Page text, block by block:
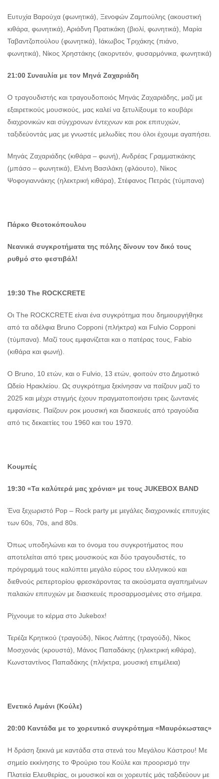
Ευτυχία Βαρούχα (φωνητικά), Ξενοφών Ζαμπούλης (ακουστική
κιθάρα, φωνητικά), Αριάδνη Πρατικάκη (βιολί, φωνητικά), Μαρία
Ταβαντζοπούλου (φωνητικά), Ιάκωβος Τριχάκης (πιάνο,
φωνητικά), Νίκος Χρηστάκης (ακορντεόν, φυσαρμόνικα, φωνητικά)
21:00 Συναυλία με τον Μηνά Ζαχαριάδη
Ο τραγουδιστής και τραγουδοποιός Μηνάς Ζαχαριάδης, μαζί με
εξαιρετικούς μουσικούς, μας καλεί να ξετυλίξουμε το κουβάρι
διαχρονικών και σύγχρονων έντεχνων και ροκ επιτυχιών,
ταξιδεύοντάς μας με γνωστές μελωδίες που όλοι έχουμε αγαπήσει.
Μηνάς Ζαχαριάδης (κιθάρα – φωνή), Ανδρέας Γραμματικάκης
(μπάσο – φωνητικά), Ελένη Βασιλάκη (φλάουτο), Νίκος
Ψοφογιαννάκης (ηλεκτρική κιθάρα), Στέφανος Πετράς (τύμπανα)
Πάρκο Θεοτοκόπουλου
Νεανικά συγκροτήματα της πόλης δίνουν τον δικό τους
ρυθμό στο φεστιβάλ!
19:30 The ROCKCRETE
Οι The ROCKCRETE είναι ένα συγκρότημα που δημιουργήθηκε
από τα αδέλφια Bruno Copponi (πλήκτρα) και Fulvio Copponi
(τύμπανα). Μαζί τους εμφανίζεται και ο πατέρας τους, Fabio
(κιθάρα και φωνή).
Ο Bruno, 10 ετών, και ο Fulvio, 13 ετών, φοιτούν στο Δημοτικό
Ωδείο Ηρακλείου. Ως συγκρότημα ξεκίνησαν να παίζουν μαζί το
2025 και μέχρι στιγμής έχουν πραγματοποιήσει τρεις ζωντανές
εμφανίσεις. Παίζουν ροκ μουσική και διασκευές από τραγούδια
από τις δεκαετίες του 1960 και του 1970.
Κουμπές
19:30 «Τα καλύτερά μας χρόνια» με τους JUKEBOX BAND
Ένα ξεχωριστό Pop – Rock party με μεγάλες διαχρονικές επιτυχίες
των 60s, 70s, and 80s.
Όπως υποδηλώνει και το όνομα του συγκροτήματος που
αποτελείται από τρεις μουσικούς και δύο τραγουδιστές, το
πρόγραμμά τους καλύπτει μεγάλο εύρος του ελληνικού και
διεθνούς ρεπερτορίου φρεσκάροντας τα ακούσματα αγαπημένων
παλαιών επιτυχιών με διασκευές προσαρμοσμένες στο σήμερα.
Ρίχνουμε το κέρμα στο Jukebox!
Τερέζα Κρητικού (τραγούδι), Νίκος Λιάπης (τραγούδι), Νίκος
Μοσχονάς (κρουστά), Μάνος Παπαδάκης (ηλεκτρική κιθάρα),
Κωνσταντίνος Παπαδάκης (πλήκτρα, μουσική επιμέλεια)
Ενετικό Λιμάνι (Κούλε)
20:00 Καντάδα με το χορευτικό συγκρότημα «Μαυρόκωστας»
Η δράση ξεκινά με καντάδα στα στενά του Μεγάλου Κάστρου! Με
σημείο εκκίνησης το Φρούριο του Κούλε και προορισμό την
Πλατεία Ελευθερίας, οι μουσικοί και οι χορευτές μάς ταξιδεύουν με